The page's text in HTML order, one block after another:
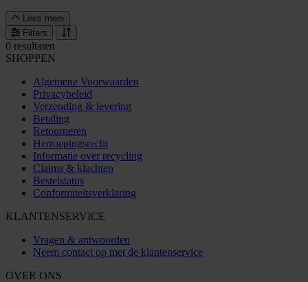
Lees meer
Filters
0 resultaten
SHOPPEN
Algemene Voorwaarden
Privacybeleid
Verzending & levering
Betaling
Retourneren
Herroepingsrecht
Informatie over recycling
Claims & klachten
Bestelstatus
Conformiteitsverklaring
KLANTENSERVICE
Vragen & antwoorden
Neem contact op met de klantenservice
OVER ONS